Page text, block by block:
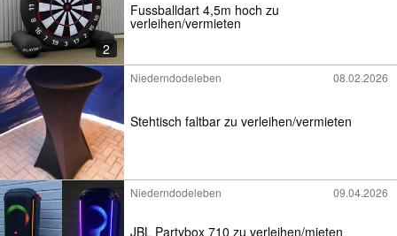
2
Fussballdart 4,5m hoch zu
verleihen/vermieten
Niederndodeleben 08.02.2026
Stehtisch faltbar zu verleihen/vermieten
Niederndodeleben 09.04.2026
JBL Partybox 710 zu verleihen/mieten